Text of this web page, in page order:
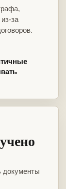
за
документы